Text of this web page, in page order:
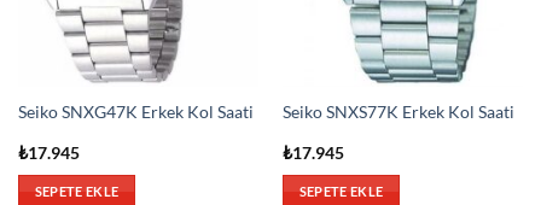
Seiko SNXG47K Erkek Kol Saati
₺17.945
SEPETE EKLE
Seiko SNXS77K Erkek Kol Saati
₺17.945
SEPETE EKLE